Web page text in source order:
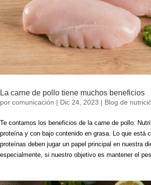
La carne de pollo tiene muchos beneficios
por comunicación | Dic 24, 2023 | Blog de
Te contamos los beneficios de la carne de pollo:
proteína y con bajo contenido en grasa. Lo que está
proteínas deben jugar un papel principal en nuestra
especialmente, si nuestro objetivo es mantener el